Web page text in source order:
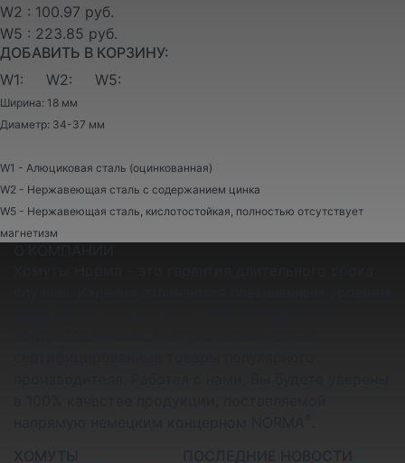
W2 : 100.97 руб.
W5 : 223.85 руб.
ДОБАВИТЬ В КОРЗИНУ:
W1:
W2: W5:
Ширина: 18 мм
Диаметр: 34-37 мм
W1 - Алюциковая сталь (оцинкованная)
W2 - Нержавеющая сталь с содержанием цинка
W5 - Нержавеющая сталь, кислотостойкая, полностью отсутствует
магнетизм